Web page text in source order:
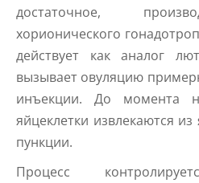
достаточное,
хорионического
действует как аналог
вызывает овуляцию
инъекции. До момента
яйцеклетки извлекаются
пункции.
Процесс